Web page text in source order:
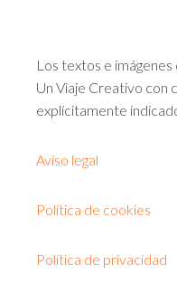
Los textos e
Un Viaje Creativo con
explícitamente
Aviso legal
Política de cookies
Política de privacidad